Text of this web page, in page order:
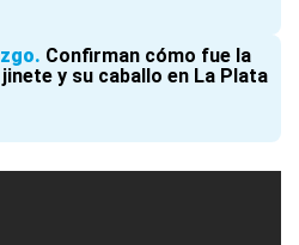
Confirman cómo fue la
y su caballo en La Plata